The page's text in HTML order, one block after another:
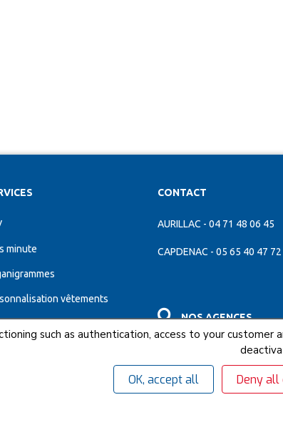
minute
vêtements
de tirage inox sur mesure
CONTACT
AURILLAC - 04 71 48 06 45
CAPDENAC - 05 65 40 47 72
NOS AGENCES
Découvrez toutes les
such as authentication, access to your
OK, accept all Deny all